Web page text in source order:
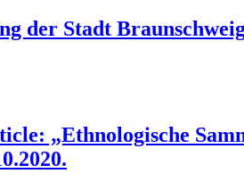
der Stadt
„Ethnologische